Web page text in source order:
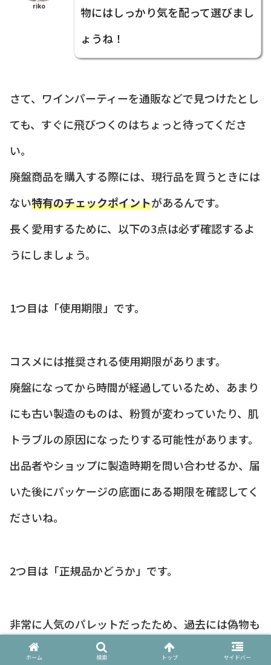
riko
物にはしっかり気を配って選びまし
ょうね！
さて、ワインパーティーを通販などで見つけたとし
ても、すぐに飛びつくのはちょっと待ってくださ
い。
廃盤商品を購入する際には、現行品を買うときには
ない特有のチェックポイントがあるんです。
長く愛用するために、以下の3点は必ず確認するよ
うにしましょう。
1つ目は「使用期限」です。
コスメには推奨される使用期限があります。
廃盤になってから時間が経過しているため、あまり
にも古い製造のものは、粉質が変わっていたり、肌
トラブルの原因になったりする可能性があります。
出品者やショップに製造時期を問い合わせるか、届
いた後にパッケージの底面にある期限を確認してく
ださいね。
2つ目は「正規品かどうか」です。
非常に人気のパレットだったため、過去には偽物も
流通していました。
ホーム 検索 トップ サイドバー